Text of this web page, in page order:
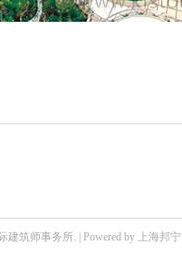
建筑师事务所. | Powered by 上海邦宁